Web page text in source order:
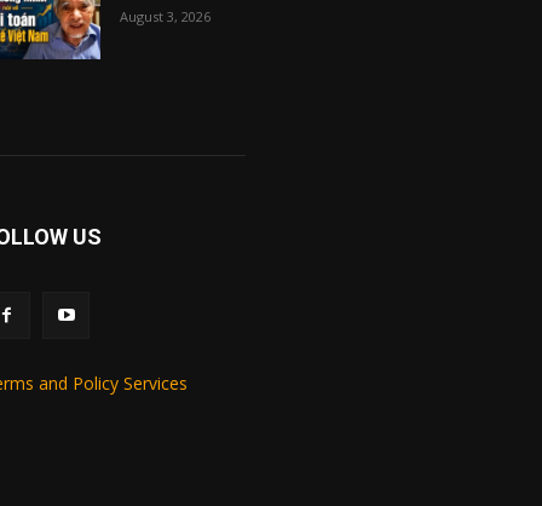
August 3, 2026
US
and Policy Services